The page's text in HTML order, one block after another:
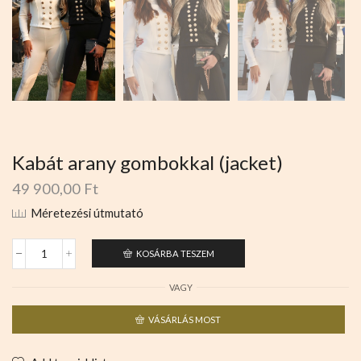
Kabát arany gombokkal (jacket)
49 900,00 Ft
Méretezési útmutató
KOSÁRBA TESZEM
VAGY
VÁSÁRLÁS MOST